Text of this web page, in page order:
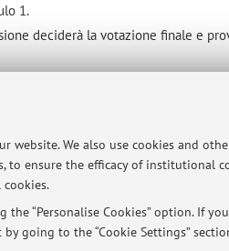
website. We also use cookies and
ensure the efficacy of institutional
“Personalise Cookies” option. If
going to the “Cookie Settings”
1.
deciderà la votazione finale e
- Via Zamboni, 33 - 40126 Bologna -